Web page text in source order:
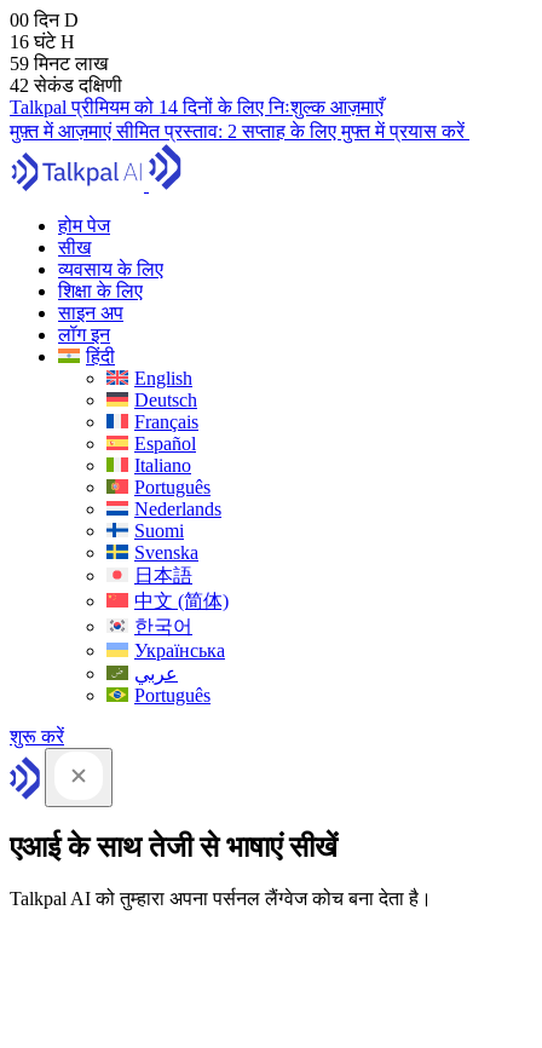
00 दिनD
16 घंटेH
59 मिनटलाख
41 सेकंडदक्षिणी
Talkpal प्रीमियम को 14 दिनों के लिए निःशुल्क आज़माएँ
मुफ़्त में आज़माएंसीमित प्रस्ताव: 2 सप्ताह के लिए मुफ्त में प्रयास करें
होम पेज
सीख
व्यवसाय के लिए
शिक्षा के लिए
साइन अप
लॉग इन
हिंदी
English
Deutsch
Français
Español
Italiano
Português
Nederlands
Suomi
Svenska
日本語
中文 (简体)
한국어
Українська
عربي
Português
शुरू करें
एआई के साथ तेजी से भाषाएं सीखें
Talkpal AI को तुम्हारा अपना पर्सनल लैंग्वेज कोच बना देता है।